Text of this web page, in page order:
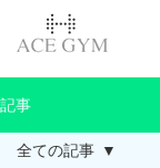
記事
全ての記事